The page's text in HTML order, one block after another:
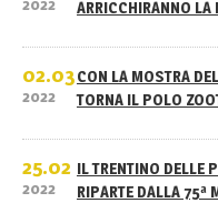
2022
ARRICCHIRANNO LA
02.03
2022
CON LA MOSTRA
TORNA IL POLO
25.02
2022
IL TRENTINO DELLE
RIPARTE DALLA 75ª